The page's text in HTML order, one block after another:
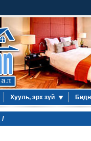
Хууль, эрх зүй
/